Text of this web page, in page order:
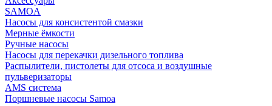
SAMOA
Насосы для консистентой смазки
Мерные ёмкости
Ручные насосы
Насосы для перекачки дизельного топлива
Распылители, пистолеты для отсоса и воздушные
пульверизаторы
AMS система
Поршневые насосы Samoa